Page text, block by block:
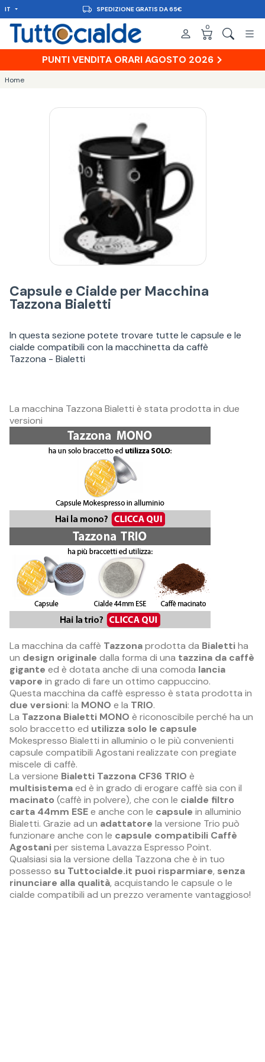
IT SPEDIZIONE GRATIS DA 65€
0
PUNTI VENDITA ORARI AGOSTO 2026
Home
Capsule e Cialde per Macchina
Tazzona Bialetti
In questa sezione potete trovare tutte le capsule e le
cialde compatibili con la macchinetta da caffè
Tazzona - Bialetti
La macchina Tazzona Bialetti è stata prodotta in due
versioni
La macchina da caffè Tazzonaprodotta da Bialettiha
un design originale dalla forma di una tazzina da caffè
gigante ed è dotata anche di una comoda lancia
vapore in grado di fare un ottimo cappuccino.
Questa macchina da caffè espresso è stata prodotta in
due versioni: la MONO e la TRIO.
La Tazzona Bialetti MONO è riconoscibile perché ha un
solo braccetto ed utilizza solo le capsule
Mokespresso Bialetti in alluminio o le più convenienti
capsule compatibili Agostani realizzate con pregiate
miscele di caffè.
La versione Bialetti Tazzona CF36 TRIO è
multisistemaed è in grado di erogare caffè sia con il
macinato (caffè in polvere), che con le cialde filtro
carta 44mm ESEe anche con le capsule in alluminio
Bialetti. Grazie ad un adattatore la versione Trio può
funzionare anche con le capsule compatibili Caffè
Agostaniper sistema Lavazza Espresso Point.
Qualsiasi sia la versione della Tazzona che è in tuo
possesso su Tuttocialde.it puoi risparmiare, senza
rinunciare alla qualità, acquistando le capsule o le
cialde compatibili ad un prezzo veramente vantaggioso!